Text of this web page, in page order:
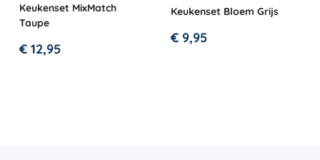
Keukenset MixMatch
Taupe
€ 12,95
Keukenset Bloem Grijs
€ 9,95